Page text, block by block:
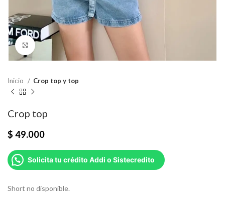
Click para agrandar
Inicio Crop top y top
Crop top
$ 49.000
Solicita tu crédito Addi o Sistecredito
Short no disponible.